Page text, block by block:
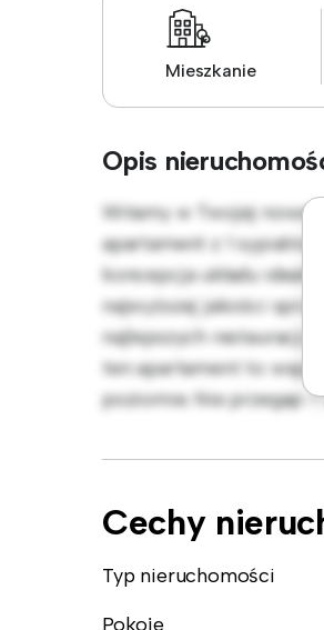
Mieszkanie
Opis
Witamy w Twojej nowej
apartament z 1
koncepcja układu
najwyższej jakości
najlepszych restauracji,
ten apartament to
poziomie. Nie przegap
Cechy
Typ nieruchomości
Pokoje